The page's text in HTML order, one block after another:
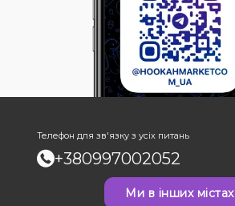
Телефон для зв'язку з усіх питань
+380997002052
Ми в інших містах